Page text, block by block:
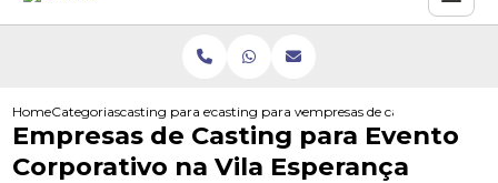
HomeCategoriascasting para eventoscasting para workshopsempresas de casting para
Empresas de Casting para Evento
Corporativo na Vila Esperança